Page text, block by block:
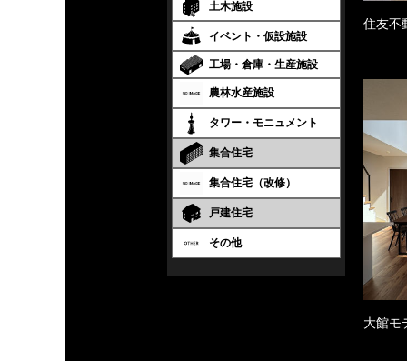
土木施設
イベント・仮設施設
工場・倉庫・生産施設
農林水産施設
タワー・モニュメント
集合住宅
集合住宅（改修）
戸建住宅
その他
住友不
大館モ